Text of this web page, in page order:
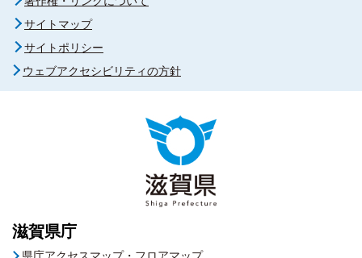
サイトマップ
サイトポリシー
ウェブアクセシビリティの方針
滋賀県庁
県庁アクセスマップ・フロアマップ